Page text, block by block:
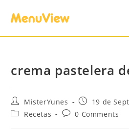
crema pastelera
MisterYunes
19 de
Recetas
0 Comments